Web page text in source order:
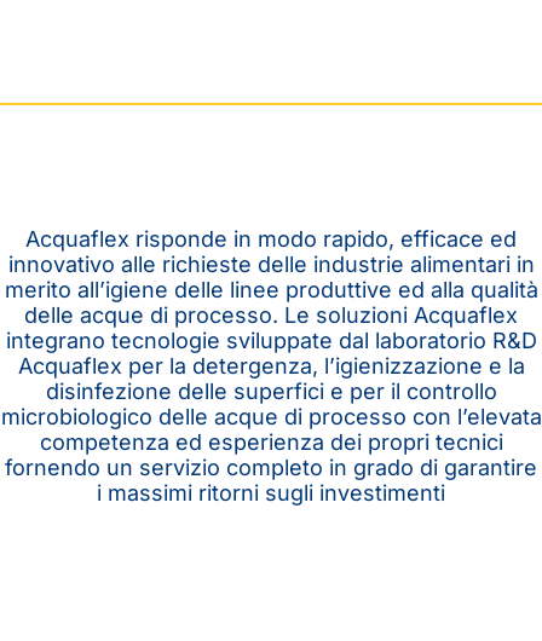
Acquaflex risponde in modo rapido, efficace ed
innovativo alle richieste delle industrie alimentari in
merito all’igiene delle linee produttive ed alla qualità
delle acque di processo. Le soluzioni Acquaflex
integrano tecnologie sviluppate dal laboratorio R&D
Acquaflex per la detergenza, l’igienizzazione e la
disinfezione delle superfici e per il controllo
microbiologico delle acque di processo con l’elevata
competenza ed esperienza dei propri tecnici
fornendo un servizio completo in grado di garantire
i massimi ritorni sugli investimenti